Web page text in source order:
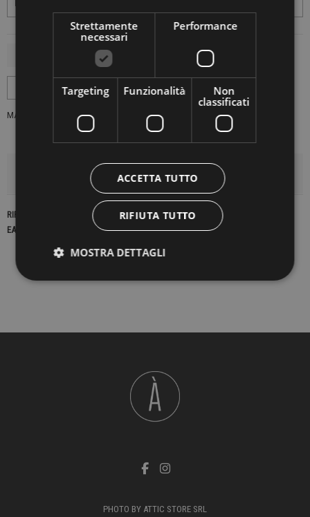
MARCA: ATOMOFACTORY
DETTAGLI DEL PRODOTTO
RIFERIMENTO
EAN13
PHOTO BY ATTIC STORE SRL
Strettamente
necessari
Performance
Targeting Funzionalità
Non
classificati
ACCETTA TUTTO
RIFIUTA TUTTO
MOSTRA DETTAGLI